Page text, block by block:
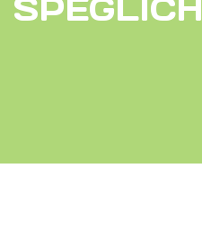
SPEGLICH